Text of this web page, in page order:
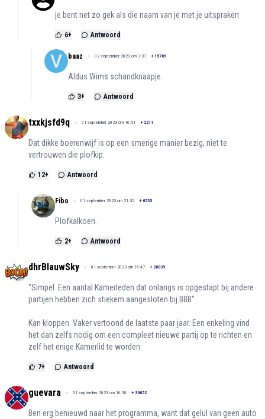
je bent net zo gek als die naam van je met je uitspraken
6+ Antwoord
baaz 02 september 2023 om 7:37 + 15769
Aldus Wims schandknaapje.
3+ Antwoord
txxkjsfd9q 01 september 2023 om 16:51 + 2211
Dat dikke boerenwijf is op een smerige manier bezig, niet te
vertrouwen die plofkip.
12+ Antwoord
Fibo 01 september 2023 om 21:32 + 6533
Plofkalkoen.
2+ Antwoord
dhrBlauwSky 01 september 2023 om 16:47 + 20039
"Simpel. Een aantal Kamerleden dat onlangs is opgestapt bij andere
partijen hebben zich stiekem aangesloten bij BBB"
Kan kloppen. Vaker vertoond de laatste paar jaar. Een enkeling vind
het dan zelfs nodig om een compleet nieuwe partij op te richten en
zelf het enige Kamerlid te worden.
7+ Antwoord
guevara 01 september 2023 om 16:38 + 36052
Ben erg benieuwd naar het programma, want dat gelul van geen auto